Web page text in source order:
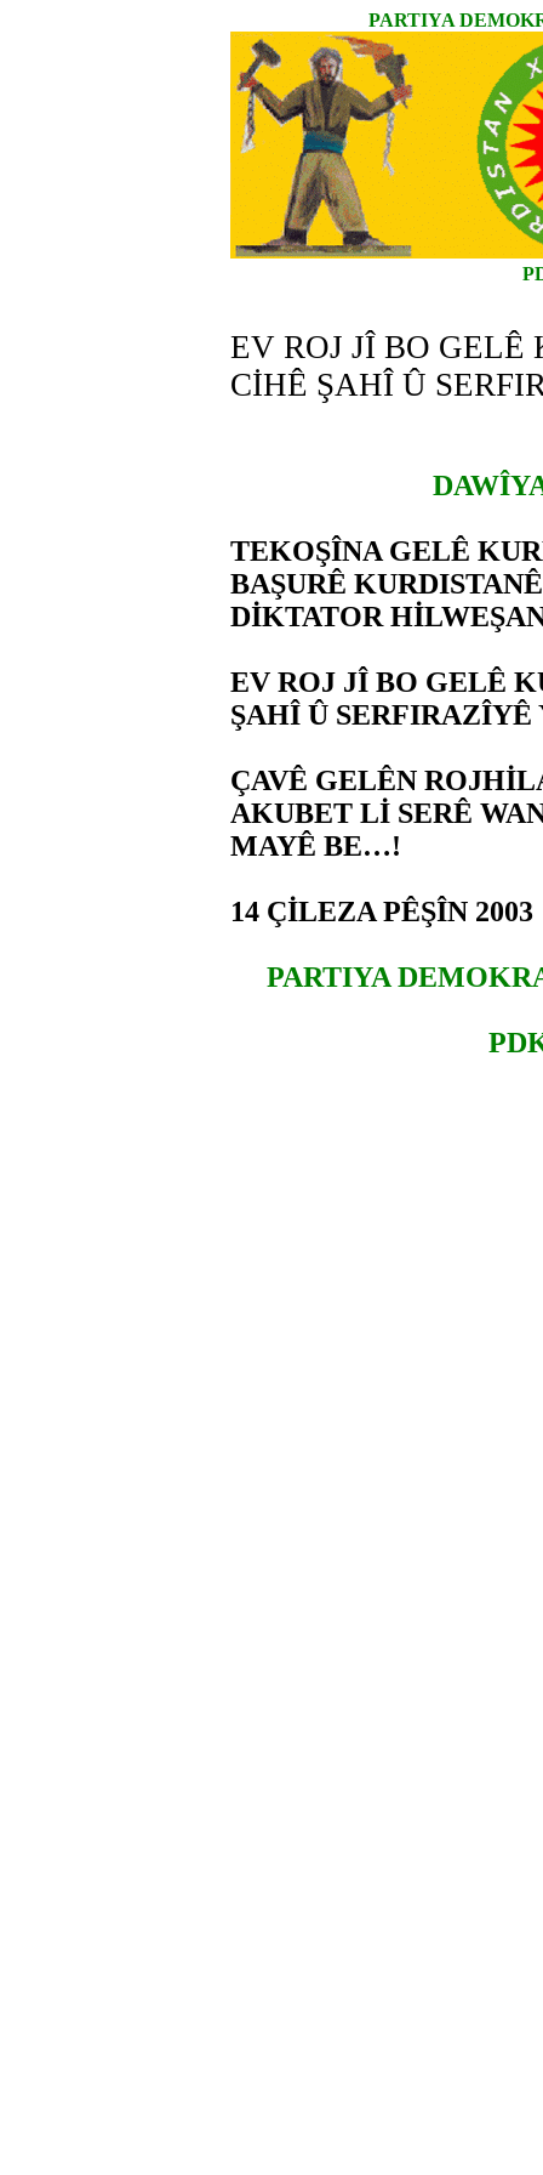
PARTIYA
EV ROJ JÎ BO
CİHÊ ŞAHÎ Û
TEKOŞÎNA GELÊ
BAŞURÊ
DİKTATOR
EV ROJ JÎ BO GELÊ
ŞAHÎ Û SERFIRAZÎYÊ
ÇAVÊ GELÊN
AKUBET Lİ SERÊ
MAYÊ BE…!
14 ÇİLEZA PÊŞÎN 2003
PARTIYA